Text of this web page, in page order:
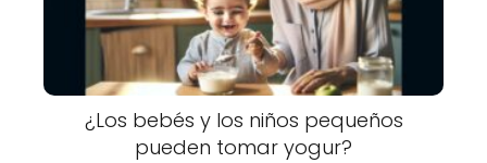
¿Los bebés y los niños pequeños
pueden tomar yogur?